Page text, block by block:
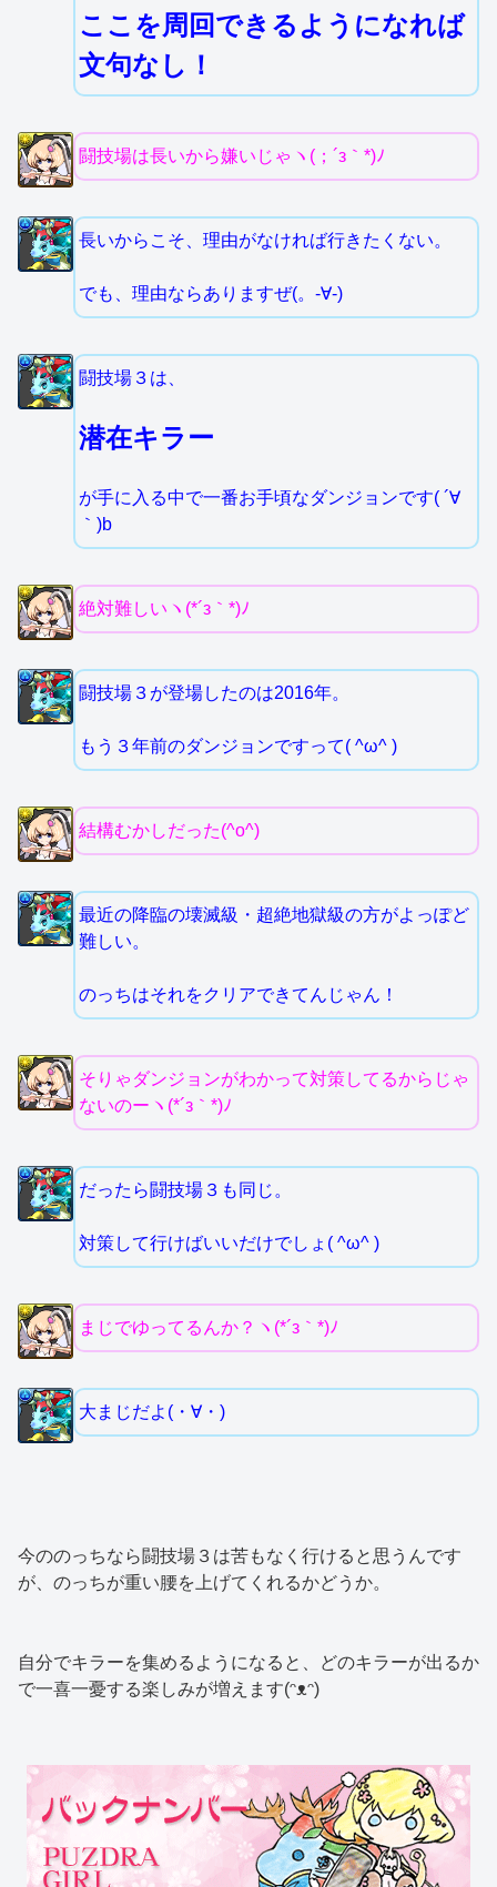
ここを周回できるようになれば
文句なし！
闘技場は長いから嫌いじゃヽ(；´з｀*)ﾉ
長いからこそ、理由がなければ行きたくない。
でも、理由ならありますぜ(。-∀-)
闘技場３は、
潜在キラー
が手に入る中で一番お手頃なダンジョンです( ´∀
｀)b
絶対難しいヽ(*´з｀*)ﾉ
闘技場３が登場したのは2016年。
もう３年前のダンジョンですって( ^ω^ )
結構むかしだった(^o^)
最近の降臨の壊滅級・超絶地獄級の方がよっぽど
難しい。
のっちはそれをクリアできてんじゃん！
そりゃダンジョンがわかって対策してるからじゃ
ないのーヽ(*´з｀*)ﾉ
だったら闘技場３も同じ。
対策して行けばいいだけでしょ( ^ω^ )
まじでゆってるんか？ヽ(*´з｀*)ﾉ
大まじだよ(・∀・)
今ののっちなら闘技場３は苦もなく行けると思うんです
が、のっちが重い腰を上げてくれるかどうか。
自分でキラーを集めるようになると、どのキラーが出るか
で一喜一憂する楽しみが増えます(ᵔᴥᵔ)